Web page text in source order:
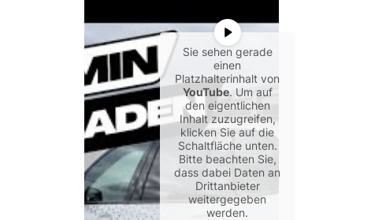
Sie sehen gerade
einen
Platzhalterinhalt von
YouTube. Um auf
den eigentlichen
Inhalt zuzugreifen,
klicken Sie auf die
Schaltfläche unten.
Bitte beachten Sie,
dass dabei Daten an
Drittanbieter
weitergegeben
werden.